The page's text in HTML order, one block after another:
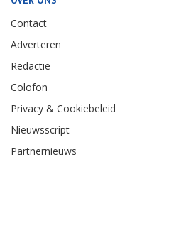
Contact
Adverteren
Redactie
Colofon
Privacy & Cookiebeleid
Nieuwsscript
Partnernieuws